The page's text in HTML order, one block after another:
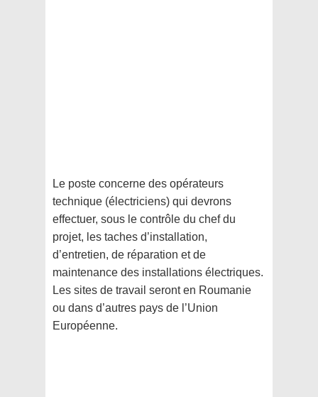
Le poste concerne des opérateurs
technique (électriciens) qui devrons
effectuer, sous le contrôle du chef du
projet, les taches d’installation,
d’entretien, de réparation et de
maintenance des installations électriques.
Les sites de travail seront en Roumanie
ou dans d’autres pays de l’Union
Européenne.